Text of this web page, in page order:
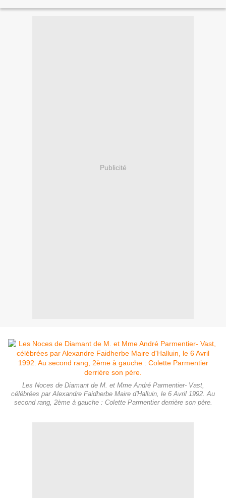
Publicité
Les Noces de Diamant de M. et Mme André Parmentier- Vast,
célébrées par Alexandre Faidherbe Maire d'Halluin, le 6 Avril 1992. Au
second rang, 2ème à gauche : Colette Parmentier derrière son père.